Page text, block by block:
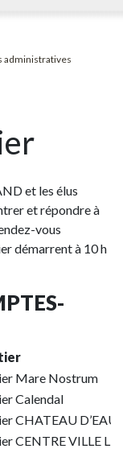
administratives
et les élus
et répondre à
vous
démarrent à 10 h
Mare Nostrum
Calendal
CHATEAU D’EAU
CENTRE VILLE LE